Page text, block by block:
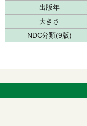
出版年
大きさ
NDC分類(9版)